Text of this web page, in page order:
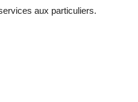
aux particuliers.